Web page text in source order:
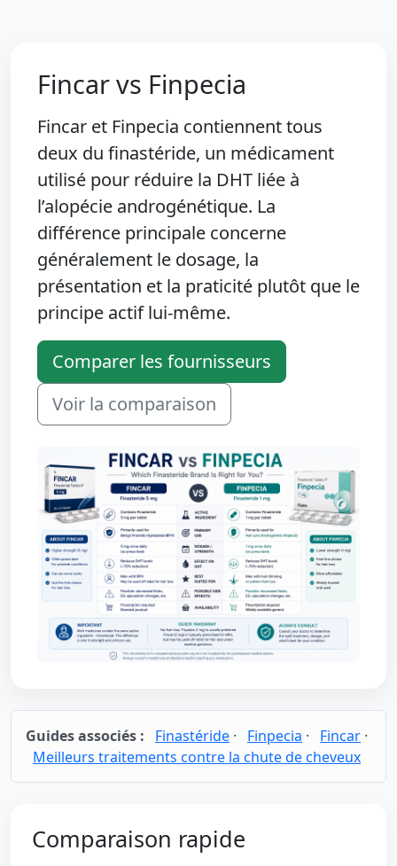
Fincar vs Finpecia
Fincar et Finpecia contiennent tous
deux du finastéride, un médicament
utilisé pour réduire la DHT liée à
l’alopécie androgénétique. La
différence principale concerne
généralement le dosage, la
présentation et la praticité plutôt que le
principe actif lui-même.
Comparer les fournisseurs
Voir la comparaison
Guides associés : Finastéride · Finpecia · Fincar ·
Meilleurs traitements contre la chute de cheveux
Comparaison rapide